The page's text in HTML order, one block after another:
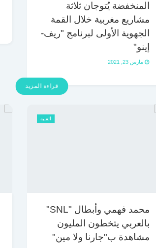
المنخفضة يُتوجان ثلاثة
مشاريع مغربية خلال القمة
الجهوية الأولى لبرنامج "ريف-
إينو"
مارس 23, 2021
قراءة المزيد
الفنية
محمد فهمي وأبطال "SNL"
بالعربي يتخطون المليون
مشاهدة ب"جارنا ولا مين"